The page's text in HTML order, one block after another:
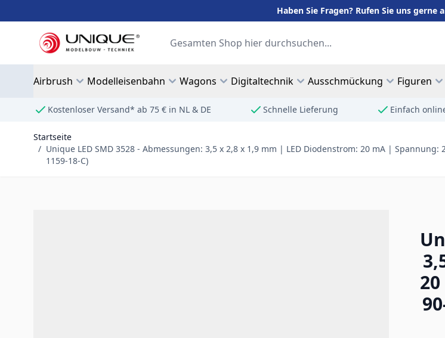
Haben Sie Fragen? Rufen Sie uns gerne
Suche
Airbrush Modelleisenbahn Wagons Digitaltechnik Ausschmückung Figuren
Kostenloser Versand* ab 75 € in NL & DE Schnelle Lieferung Einfach
Startseite
/ Unique LED SMD 3528 - Abmessungen: 3,5 x 2,8 x 1,9 mm | LED Diodenstrom: 20 mA |
1159-18-C)